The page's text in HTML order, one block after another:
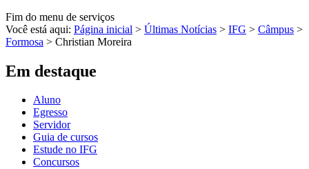
Fim do menu de serviços
Você está aqui: Página inicial > Últimas Notícias > IFG > Câmpus >
Formosa > Christian Moreira
Em destaque
Aluno
Egresso
Servidor
Guia de cursos
Estude no IFG
Concursos